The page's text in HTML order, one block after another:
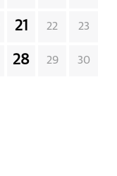
21 22 23
28 29 30